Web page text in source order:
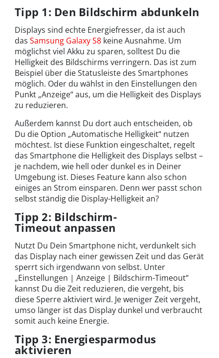
Tipp 1: Den Bildschirm abdunkeln
Displays sind echte Energiefresser, da ist auch
das Samsung Galaxy S8 keine Ausnahme. Um
möglichst viel Akku zu sparen, solltest Du die
Helligkeit des Bildschirms verringern. Das ist zum
Beispiel über die Statusleiste des Smartphones
möglich. Oder du wählst in den Einstellungen den
Punkt „Anzeige“ aus, um die Helligkeit des Displays
zu reduzieren.
Außerdem kannst Du dort auch entscheiden, ob
Du die Option „Automatische Helligkeit“ nutzen
möchtest. Ist diese Funktion eingeschaltet, regelt
das Smartphone die Helligkeit des Displays selbst –
je nachdem, wie hell oder dunkel es in Deiner
Umgebung ist. Dieses Feature kann also schon
einiges an Strom einsparen. Denn wer passt schon
selbst ständig die Display-Helligkeit an?
Tipp 2: Bildschirm-
Timeout anpassen
Nutzt Du Dein Smartphone nicht, verdunkelt sich
das Display nach einer gewissen Zeit und das Gerät
sperrt sich irgendwann von selbst. Unter
„Einstellungen | Anzeige | Bildschirm-Timeout“
kannst Du die Zeit reduzieren, die vergeht, bis
diese Sperre aktiviert wird. Je weniger Zeit vergeht,
umso länger ist das Display dunkel und verbraucht
somit auch keine Energie.
Tipp 3: Energiesparmodus
aktivieren